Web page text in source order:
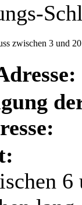
zwischen 3 und
6